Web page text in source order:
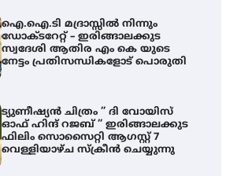
ഐ.ഐ.ടി മദ്രാസ്സിൽ നിന്നും
ഡോക്ടറേറ്റ് – ഇരിങ്ങാലക്കുട
സ്വദേശി ആതിര എം കെ യുടെ
നേട്ടം പ്രതിസന്ധികളോട് പൊരുതി
ട്യുണീഷ്യൻ ചിത്രം ” ദി വോയിസ്
ഓഫ് ഹിന്ദ് റജബ് ” ഇരിങ്ങാലക്കുട
ഫിലിം സൊസൈറ്റി ആഗസ്റ്റ് 7
വെള്ളിയാഴ്ച സ്‌ക്രീൻ ചെയ്യുന്നു